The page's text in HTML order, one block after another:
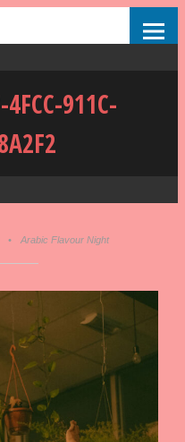
911C-
• Arabic Flavour Night